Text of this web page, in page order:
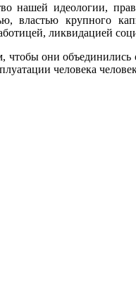
нашей идеологии,
крупного
ликвидацией
они объединились
человека